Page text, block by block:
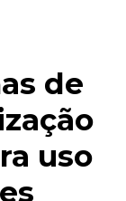
de
uso